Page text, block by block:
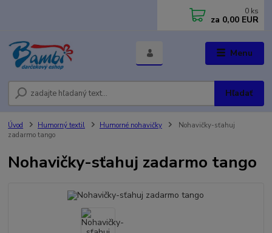
Menu
Hľadať
0 ks
za 0,00 EUR
Úvod Humorný textil Humorné nohavičky
Nohavičky-sťahuj
zadarmo tango
Nohavičky-sťahuj zadarmo tango